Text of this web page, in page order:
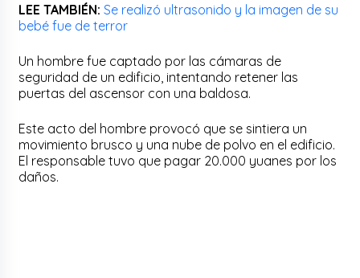
LEE TAMBIÉN: Se realizó ultrasonido y la imagen de su
bebé fue de terror
Un hombre fue captado por las cámaras de
seguridad de un edificio, intentando retener las
puertas del ascensor con una baldosa.
Este acto del hombre provocó que se sintiera un
movimiento brusco y una nube de polvo en el edificio.
El responsable tuvo que pagar 20.000 yuanes por los
daños.